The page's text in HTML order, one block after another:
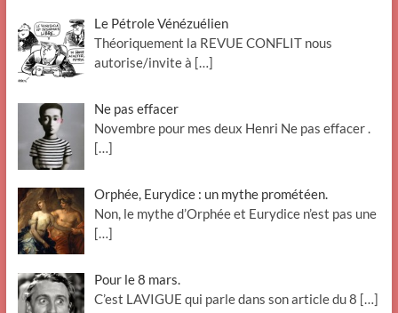
Le Pétrole Vénézuélien
Théoriquement la REVUE CONFLIT nous
autorise/invite à […]
Ne pas effacer
Novembre pour mes deux Henri Ne pas effacer .
[…]
Orphée, Eurydice : un mythe prométéen.
Non, le mythe d’Orphée et Eurydice n’est pas une
[…]
Pour le 8 mars.
C’est LAVIGUE qui parle dans son article du 8 […]